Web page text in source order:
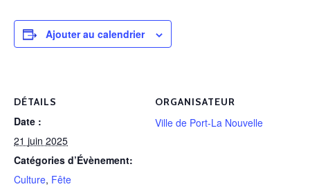
Ajouter au calendrier
DÉTAILS
Date :
21 juin 2025
Catégories d’Évènement:
Culture, Fête
ORGANISATEUR
Ville de Port-La Nouvelle